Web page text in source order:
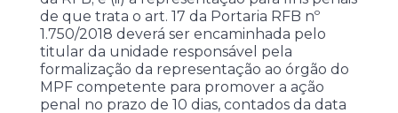
de que trata o art. 17 da Portaria RFB nº
1.750/2018 deverá ser encaminhada pelo
titular da unidade responsável pela
formalização da representação ao órgão do
MPF competente para promover a ação
penal no prazo de 10 dias, contados da data